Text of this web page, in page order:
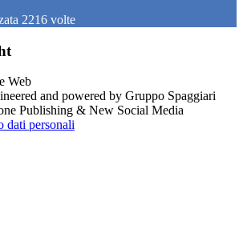
2216 volte
and powered by Gruppo Spaggiari
Publishing & New Social Media
dati personali